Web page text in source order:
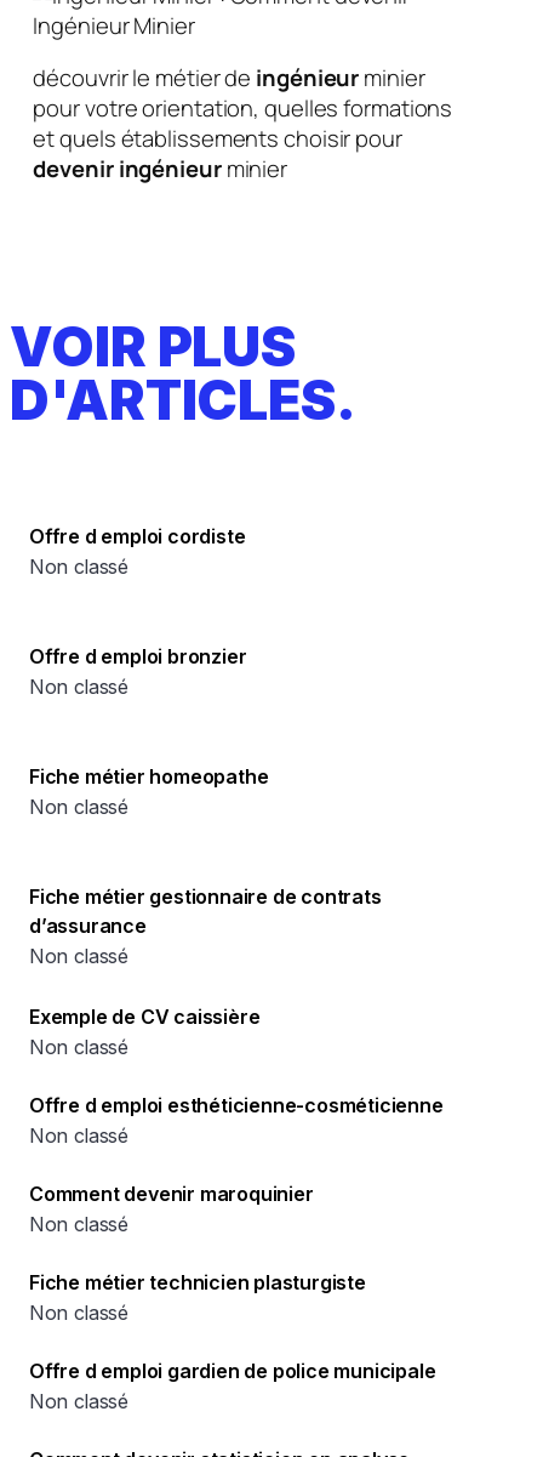
découvrir le métier de ingénieurminier
pour votre orientation, quelles formations
et quels établissements choisir pour
devenir ingénieurminier
VOIR PLUS
D'ARTICLES.
Offre d emploi cordiste
Non classé
Offre d emploi bronzier
Non classé
Fiche métier homeopathe
Non classé
Fiche métier gestionnaire de contrats
d’assurance
Non classé
Exemple de CV caissière
Non classé
Offre d emploi esthéticienne-cosméticienne
Non classé
Comment devenir maroquinier
Non classé
Fiche métier technicien plasturgiste
Non classé
Offre d emploi gardien de police municipale
Non classé